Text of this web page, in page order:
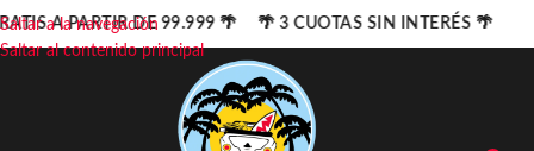
Saltar a la navegación
Saltar al contenido principal
A PARTIR DE 99.999 🌴 🌴 3 CUOTAS SIN INTERÉS 🌴